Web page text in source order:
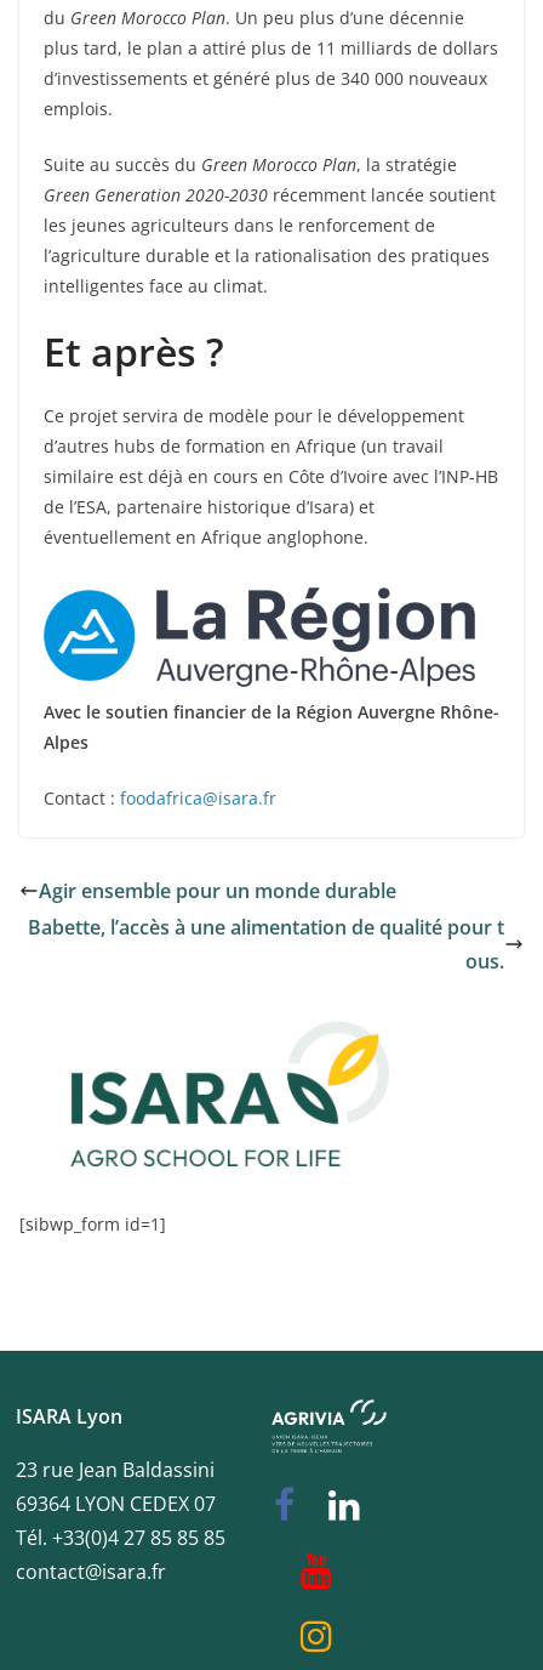
du Green Morocco Plan. Un peu plus d’une décennie
plus tard, le plan a attiré plus de 11 milliards de dollars
d’investissements et généré plus de 340 000 nouveaux
emplois.
Suite au succès du Green Morocco Plan, la stratégie
Green Generation 2020-2030 récemment lancée soutient
les jeunes agriculteurs dans le renforcement de
l’agriculture durable et la rationalisation des pratiques
intelligentes face au climat.
Et après ?
Ce projet servira de modèle pour le développement
d’autres hubs de formation en Afrique (un travail
similaire est déjà en cours en Côte d’Ivoire avec l’INP-HB
de l’ESA, partenaire historique d’Isara) et
éventuellement en Afrique anglophone.
Avec le soutien financier de la Région Auvergne Rhône-
Alpes
Contact : foodafrica@isara.fr
Agir ensemble pour un monde durable
Babette, l’accès à une alimentation de qualité pour t
ous.
[sibwp_form id=1]
ISARA Lyon
23 rue Jean Baldassini
69364 LYON CEDEX 07
Tél. +33(0)4 27 85 85 85
contact@isara.fr